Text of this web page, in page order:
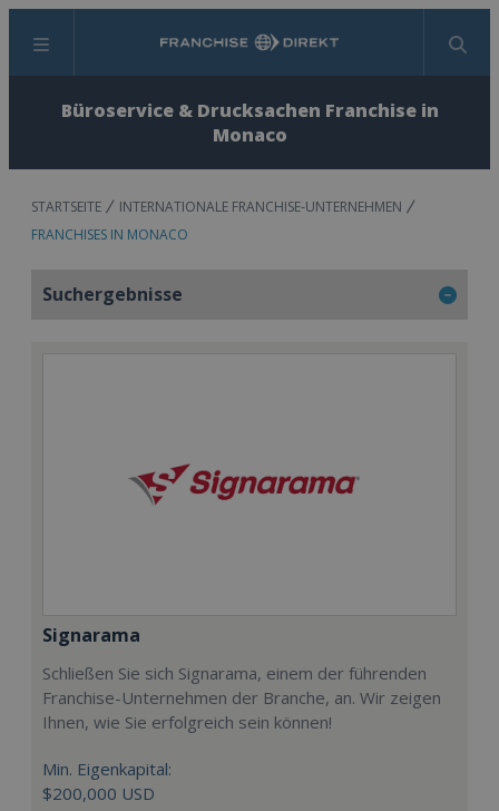
Menü Suchen
Büroservice & Drucksachen Franchise in
Monaco
STARTSEITE
INTERNATIONALE FRANCHISE-UNTERNEHMEN
FRANCHISES IN MONACO
Suchergebnisse
Signarama
Schließen Sie sich Signarama, einem der führenden
Franchise-Unternehmen der Branche, an. Wir zeigen
Ihnen, wie Sie erfolgreich sein können!
Min. Eigenkapital:
$200,000 USD